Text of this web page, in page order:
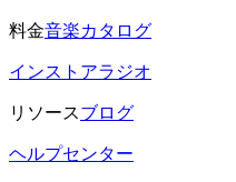
料金音楽カタログ
インストアラジオ
リソースブログ
ヘルプセンター